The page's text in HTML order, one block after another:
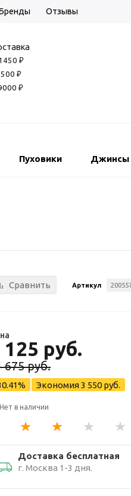
Отзывы
₽
₽
₽
Пуховики Джинсы
Сравнить Артикул
125 руб.
675 руб.
Экономия3 550 руб.
Нет в наличии
Доставка бесплатная
г. Москва 1-3 дня.